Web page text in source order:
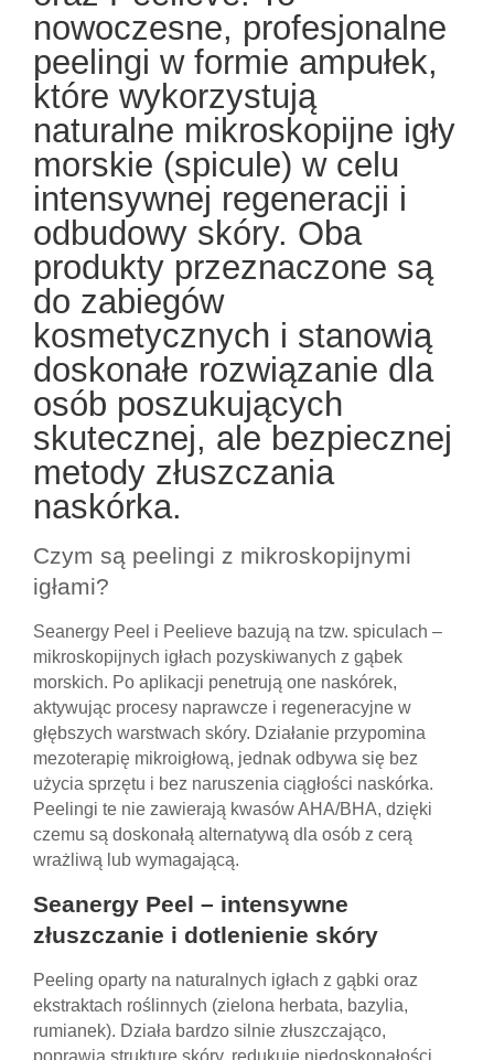
nowoczesne, profesjonalne
peelingi w formie ampułek,
które wykorzystują
naturalne mikroskopijne igły
morskie (spicule) w celu
intensywnej regeneracji i
odbudowy skóry. Oba
produkty przeznaczone są
do zabiegów
kosmetycznych i stanowią
doskonałe rozwiązanie dla
osób poszukujących
skutecznej, ale bezpiecznej
metody złuszczania
naskórka.
Czym są peelingi z mikroskopijnymi
igłami?
Seanergy Peel i Peelieve bazują na tzw. spiculach –
mikroskopijnych igłach pozyskiwanych z gąbek
morskich. Po aplikacji penetrują one naskórek,
aktywując procesy naprawcze i regeneracyjne w
głębszych warstwach skóry. Działanie przypomina
mezoterapię mikroigłową, jednak odbywa się bez
użycia sprzętu i bez naruszenia ciągłości naskórka.
Peelingi te nie zawierają kwasów AHA/BHA, dzięki
czemu są doskonałą alternatywą dla osób z cerą
wrażliwą lub wymagającą.
Seanergy Peel – intensywne
złuszczanie i dotlenienie skóry
Peeling oparty na naturalnych igłach z gąbki oraz
ekstraktach roślinnych (zielona herbata, bazylia,
rumianek). Działa bardzo silnie złuszczająco,
poprawia strukturę skóry, redukuje niedoskonałości,